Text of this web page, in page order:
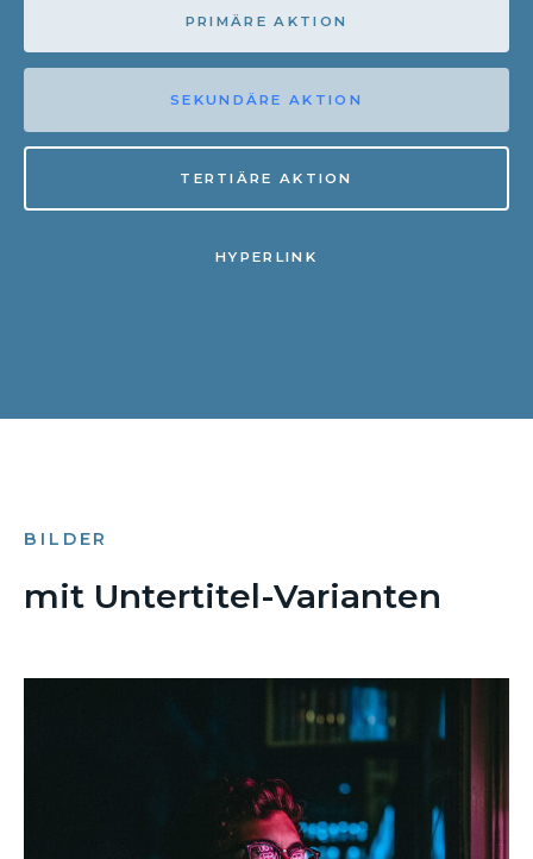
PRIMÄRE AKTION
SEKUNDÄRE AKTION
TERTIÄRE AKTION
HYPERLINK
BILDER
mit Untertitel-Varianten